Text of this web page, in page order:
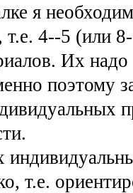
я
4--5 (или
Их надо
поэтому
т.е.